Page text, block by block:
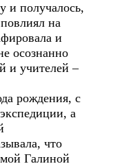
и получалось,
на
и
осознанно
и учителей –
рождения, с
а
что
Галиной